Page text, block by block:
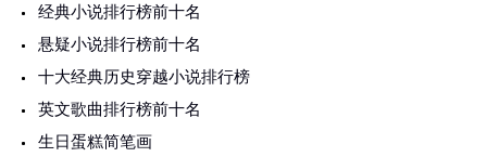
经典小说排行榜前十名
悬疑小说排行榜前十名
十大经典历史穿越小说排行榜
英文歌曲排行榜前十名
生日蛋糕简笔画